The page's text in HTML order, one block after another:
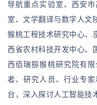
导航重点实验室、西安
室、文学翻译与数字人文
猴桃工程技术研究中心、
西省农村科技开发中心、
西佰瑞猕猴桃研究院有
者、研究人员、行业专
台，深入探讨人工智能技